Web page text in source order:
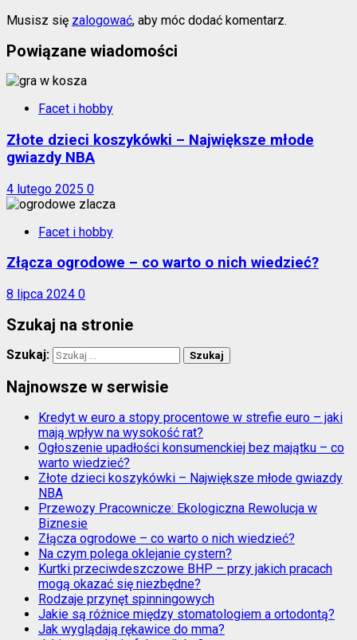
Musisz się zalogować, aby móc dodać komentarz.
Powiązane wiadomości
Facet i hobby
Złote dzieci koszykówki – Największe młode
gwiazdy NBA
4 lutego 2025 0
Facet i hobby
Złącza ogrodowe – co warto o nich wiedzieć?
8 lipca 2024 0
Szukaj na stronie
Szukaj:
Najnowsze w serwisie
Kredyt w euro a stopy procentowe w strefie euro – jaki
mają wpływ na wysokość rat?
Ogłoszenie upadłości konsumenckiej bez majątku – co
warto wiedzieć?
Złote dzieci koszykówki – Największe młode gwiazdy
NBA
Przewozy Pracownicze: Ekologiczna Rewolucja w
Biznesie
Złącza ogrodowe – co warto o nich wiedzieć?
Na czym polega oklejanie cystern?
Kurtki przeciwdeszczowe BHP – przy jakich pracach
mogą okazać się niezbędne?
Rodzaje przynęt spinningowych
Jakie są różnice między stomatologiem a ortodontą?
Jak wyglądają rękawice do mma?